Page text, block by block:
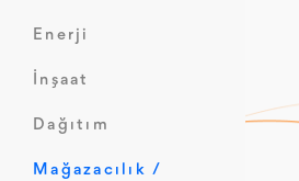
Enerji
İnşaat
Dağıtım
Mağazacılık /